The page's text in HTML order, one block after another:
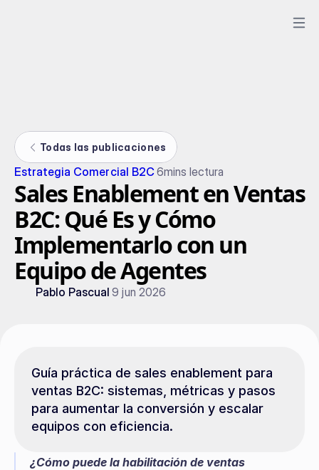
Todas las publicaciones
Estrategia Comercial B2C6mins lectura
Sales Enablement en Ventas
B2C: Qué Es y Cómo
Implementarlo con un
Equipo de Agentes
Pablo Pascual 9 jun 2026
Guía práctica de sales enablement para
ventas B2C: sistemas, métricas y pasos
para aumentar la conversión y escalar
equipos con eficiencia.
¿Cómo puede la habilitación de ventas